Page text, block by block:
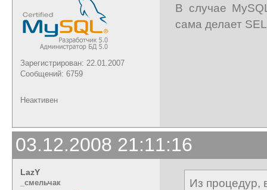
Зарегистрирован: 22.01.2007
Сообщений: 6759
В случае
сама делает
Неактивен
03.12.2008 21:11:16
LazY
_cмельчак Из процедур,